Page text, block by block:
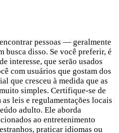
pessoas — geralmente
busca disso. Se você preferir, é
interesse, que serão usados
com usuários que gostam dos
que cresceu à medida que as
simples. Certifique-se de
leis e regulamentações locais
adulto. Ele aborda
ao entretenimento
praticar idiomas ou